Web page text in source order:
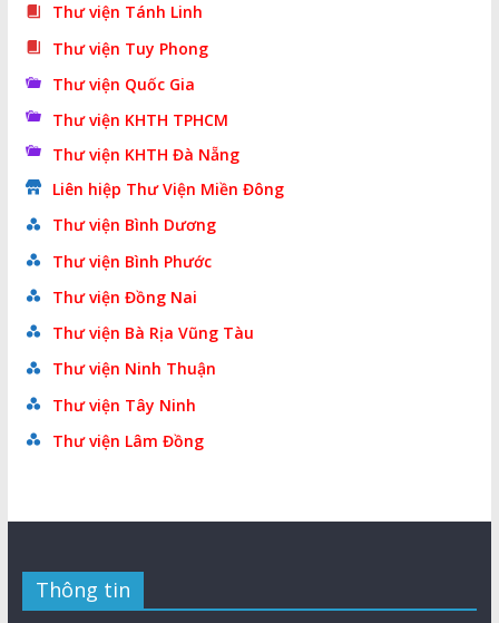
Thư viện Tánh Linh
Thư viện Tuy Phong
Thư viện Quốc Gia
Thư viện KHTH TPHCM
Thư viện KHTH Đà Nẵng
Liên hiệp Thư Viện Miền Đông
Thư viện Bình Dương
Thư viện Bình Phước
Thư viện Đồng Nai
Thư viện Bà Rịa Vũng Tàu
Thư viện Ninh Thuận
Thư viện Tây Ninh
Thư viện Lâm Đồng
Thông tin